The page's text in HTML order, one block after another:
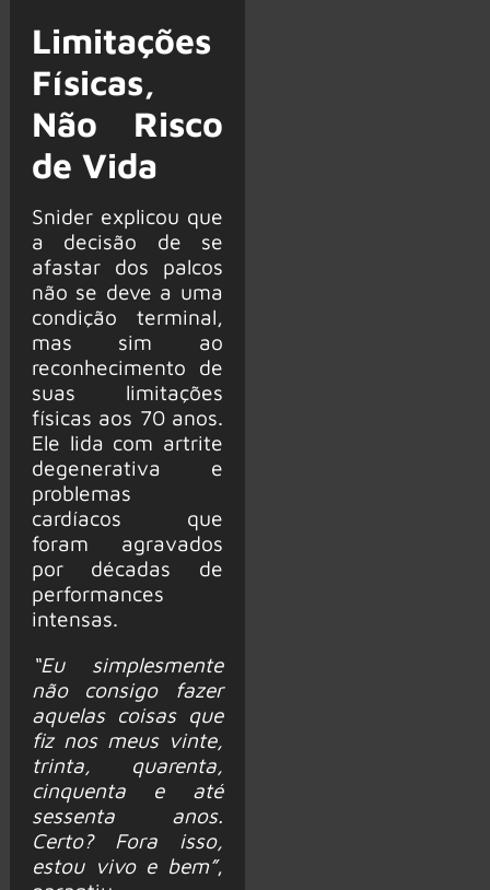
Limitações
Físicas,
Não Risco
de Vida
Snider explicou que
a decisão de se
afastar dos palcos
não se deve a uma
condição terminal,
mas sim ao
reconhecimento de
suas limitações
físicas aos 70 anos.
Ele lida com artrite
degenerativa e
problemas
cardíacos que
foram agravados
por décadas de
performances
intensas.
“Eu simplesmente
não consigo fazer
aquelas coisas que
fiz nos meus vinte,
trinta, quarenta,
cinquenta e até
sessenta anos.
Certo? Fora isso,
estou vivo e bem”,